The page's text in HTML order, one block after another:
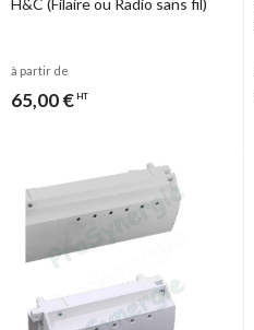
H&C (Filaire ou Radio sans fil)
à partir de
65,00 € HT